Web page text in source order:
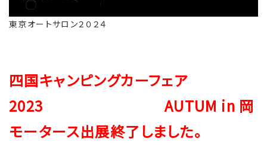
東京オートサロン２０２４
四国キャンピングカーフェア
2023 AUTUM in 岡
モータース出展終了しました。